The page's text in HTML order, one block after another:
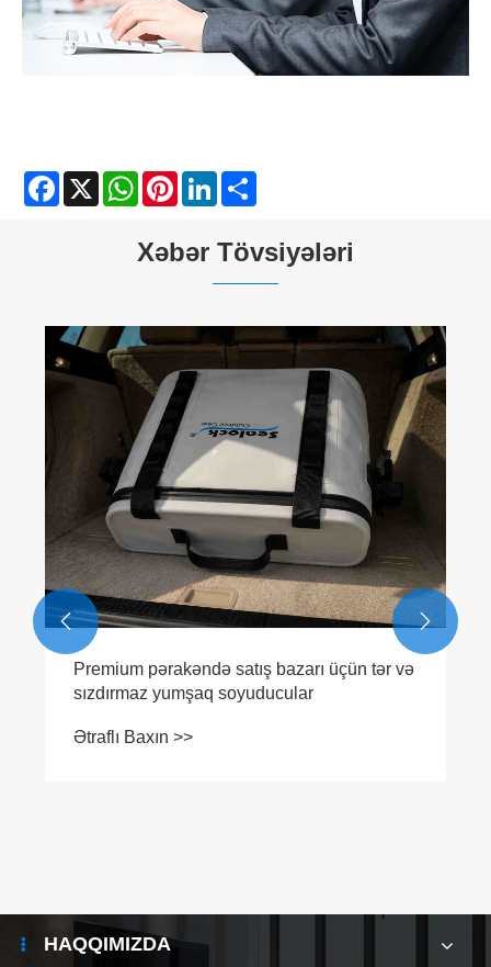
Facebook
X WhatsAppPinterestLinkedIn
Xəbər Tövsiyələri
Premium pərakəndə satış bazarı üçün tər və
sızdırmaz yumşaq soyuducular
Ətraflı Baxın >>
 
HAQQIMIZDA